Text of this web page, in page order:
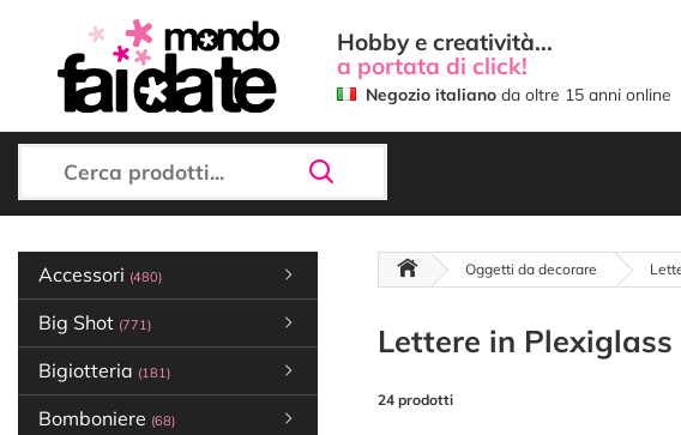
Hobby e creatività...
a portata di click!
Negozio italiano da oltre 15 anni online
Accessori (480)
Big Shot (771)
Bigiotteria (181)
Bomboniere (68)
Oggetti da decorare
Lettere in Plexiglass
24 prodotti